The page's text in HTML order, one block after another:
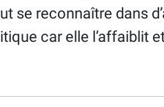
se reconnaître dans
car elle l’affaiblit